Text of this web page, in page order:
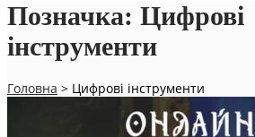
Позначка: Цифрові
інструменти
Головна > Цифрові інструменти